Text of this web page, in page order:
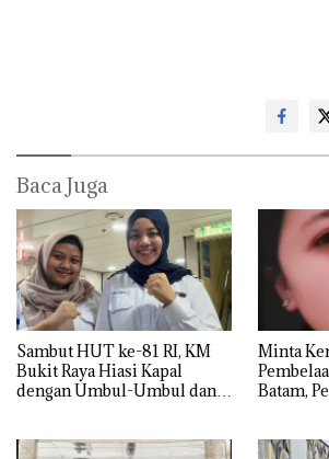
Baca Juga
Sambut HUT ke-81 RI, KM
Bukit Raya Hiasi Kapal
dengan Umbul-Umbul dan
Minta
Batam,